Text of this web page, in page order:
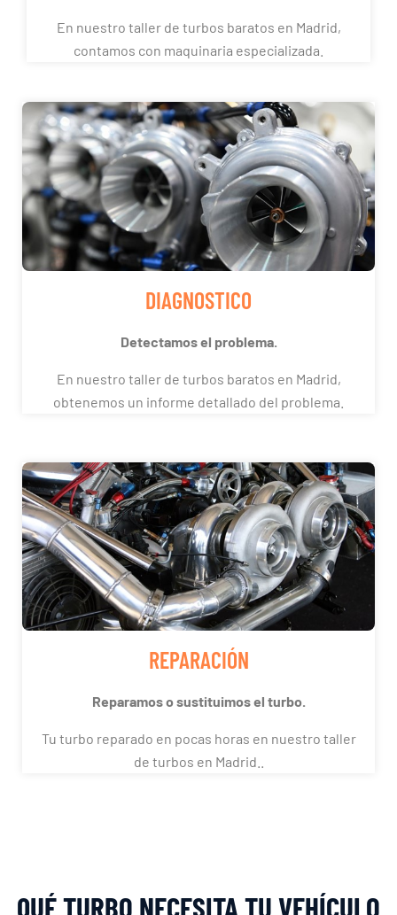
En nuestro taller de turbos baratos en Madrid,
contamos con maquinaria especializada.
DIAGNOSTICO
Detectamos el problema.
En nuestro taller de turbos baratos en Madrid,
obtenemos un informe detallado del problema.
REPARACIÓN
Reparamos o sustituimos el turbo.
Tu turbo reparado en pocas horas en nuestro taller
de turbos en Madrid..
QUÉ TURBO NECESITA TU VEHÍCULO